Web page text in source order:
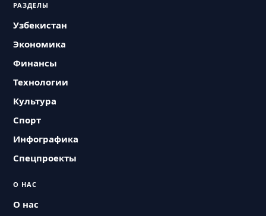
РАЗДЕЛЫ
Узбекистан
Экономика
Финансы
Технологии
Культура
Спорт
Инфографика
Спецпроекты
О НАС
О нас